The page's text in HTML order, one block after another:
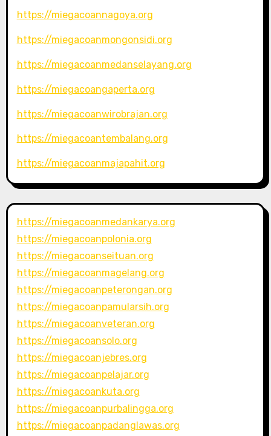
https://miegacoannagoya.org
https://miegacoanmongonsidi.org
https://miegacoanmedanselayang.org
https://miegacoangaperta.org
https://miegacoanwirobrajan.org
https://miegacoantembalang.org
https://miegacoanmajapahit.org
https://miegacoanmedankarya.org
https://miegacoanpolonia.org
https://miegacoanseituan.org
https://miegacoanmagelang.org
https://miegacoanpeterongan.org
https://miegacoanpamularsih.org
https://miegacoanveteran.org
https://miegacoansolo.org
https://miegacoanjebres.org
https://miegacoanpelajar.org
https://miegacoankuta.org
https://miegacoanpurbalingga.org
https://miegacoanpadanglawas.org